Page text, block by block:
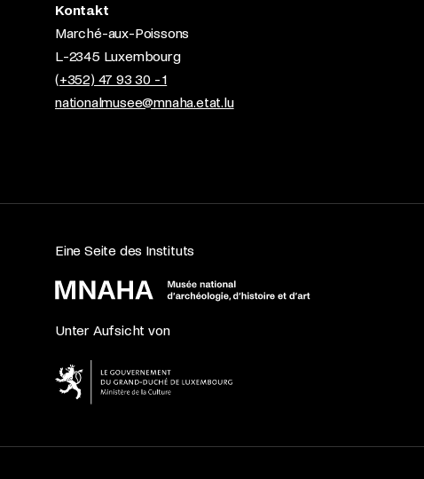
Kontakt
Marché-aux-Poissons
L-2345 Luxembourg
(+352) 47 93 30 - 1
nationalmusee@mnaha.etat.lu
Eine Seite des Instituts
Unter Aufsicht von